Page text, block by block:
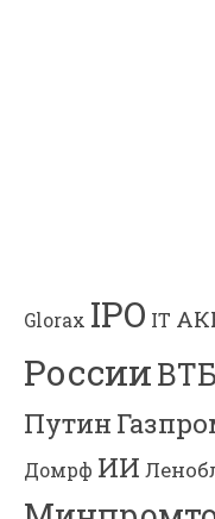
Glorax IPO IT
РоссииВТБ
Путин
Домрф ИИ